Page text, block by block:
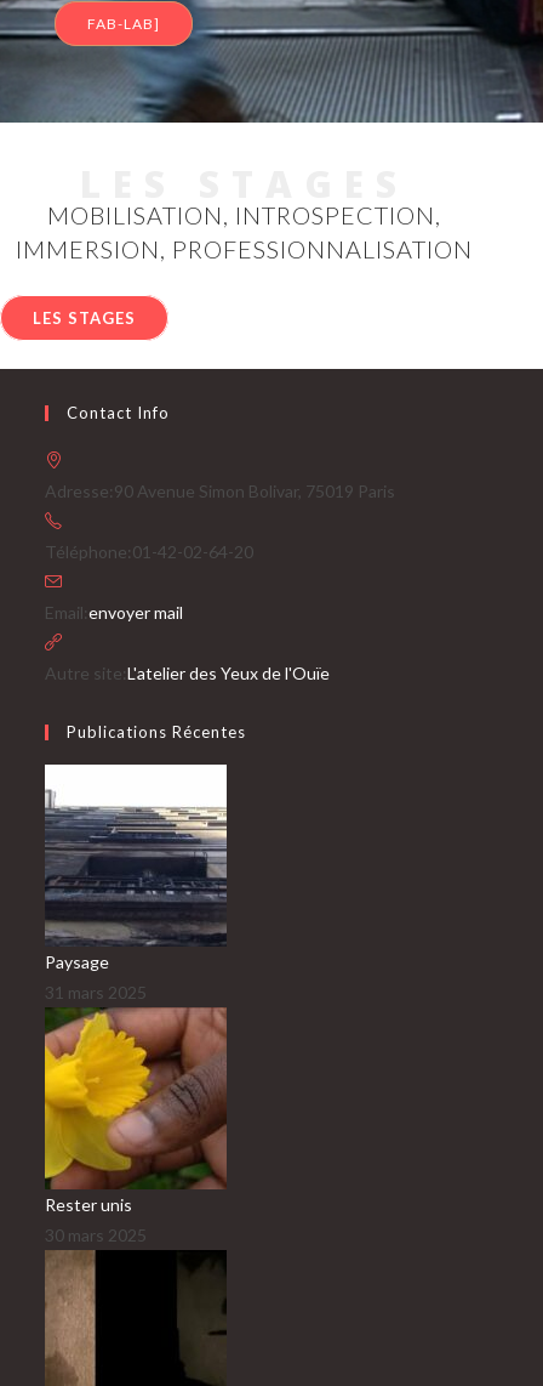
FAB-LAB]
MOBILISATION, INTROSPECTION,
IMMERSION, PROFESSIONNALISATION
LES STAGES
Contact Info
Adresse:90 Avenue Simon Bolivar, 75019 Paris
Téléphone:01-42-02-64-20
Email:envoyer mail
votre
Autre site:L'atelier des Yeux de l'Ouïe
Publications Récentes
Paysage
31 mars 2025
Rester unis
30 mars 2025